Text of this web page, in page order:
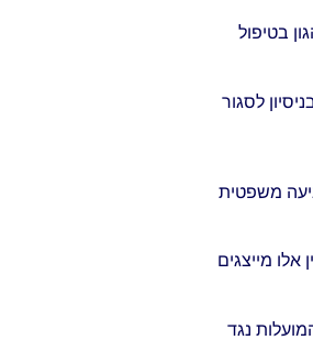
בטיפול
לסגור
משפטית
אלו מייצגים
נגד